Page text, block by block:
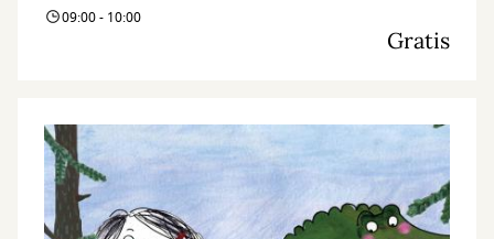
09:00 - 10:00
Gratis